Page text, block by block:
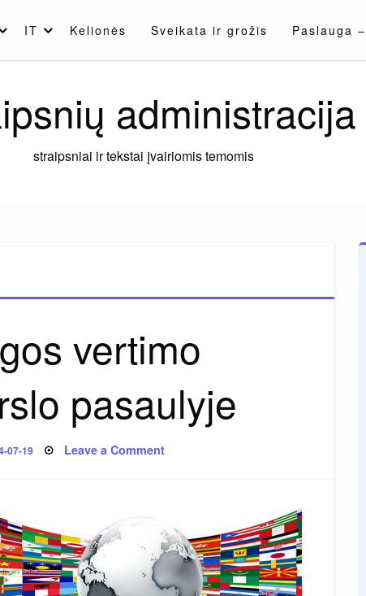
IT Kelionės Sveikata ir grožis Paslauga
administracija
straipsniai ir tekstai įvairiomis temomis
vertimo
pasaulyje
07-19 Leave a Commenton